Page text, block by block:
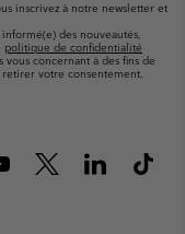
inscrivez à notre newsletter et
des nouveautés,
politique de confidentialité
concernant à des fins de
votre consentement.